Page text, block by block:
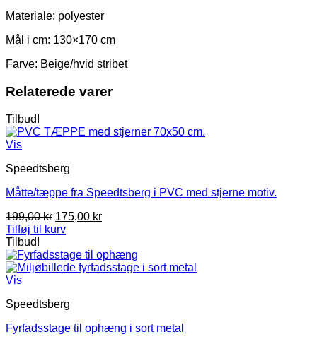
Materiale: polyester
Mål i cm: 130×170 cm
Farve: Beige/hvid stribet
Relaterede varer
Tilbud!
Vis
Speedtsberg
Måtte/tæppe fra Speedtsberg i PVC med stjerne motiv.
199,00kr Den
oprindelige
var:
199,00 kr.
175,00 krDen
er:
175,00 kr.
Tilføj til kurv
Tilbud!
Vis
Speedtsberg
Fyrfadsstage til ophæng i sort metal